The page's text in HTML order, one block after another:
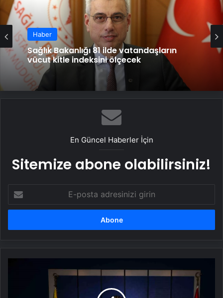
Haber
Sağlık Bakanlığı 81 ilde vatandaşların
vücut kitle indeksini ölçecek
Haber
Karaciğer yağlanması günümüzün
En Güncel Haberler İçin
Sitemize abone olabilirsiniz!
posta
adresinizi